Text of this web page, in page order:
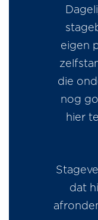
eigen
die
nog
hier
dat